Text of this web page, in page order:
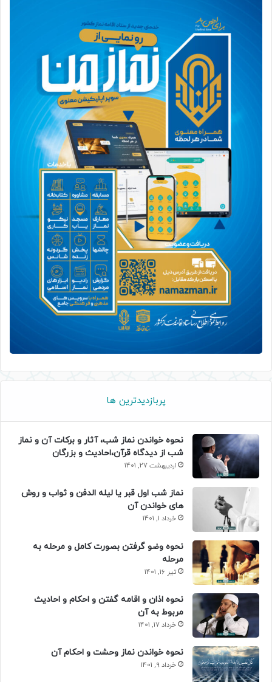
پربازدیدترین ها
نحوه خواندن نماز شب، آثار و برکات آن و نماز
شب از دیدگاه قرآن،احادیث و بزرگان
اردیبهشت 27, 1401
نماز شب اول قبر یا لیله الدفن و ثواب و روش
های خواندن آن
خرداد 1, 1401
نحوه وضو گرفتن بصورت کامل و مرحله به
مرحله
تیر 16, 1401
نحوه اذان و اقامه گفتن و احکام و احادیث
مربوط به آن
خرداد 17, 1401
نحوه خواندن نماز وحشت و احکام آن
خرداد 9, 1401